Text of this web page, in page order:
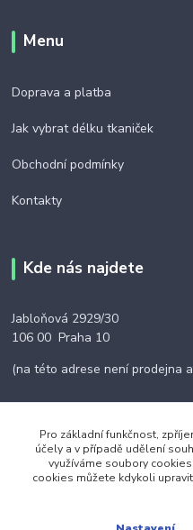
Menu
Doprava a platba
Jak vybrat délku tkaniček
Obchodní podmínky
Kontakty
Kde nás najdete
Jabloňová 2929/30
106 00 Praha 10
(na této adrese není prodejna
Kontakty
Pro základní funkčnost,
účely a v případě udělení
využíváme soubory
cookies můžete kdykoli